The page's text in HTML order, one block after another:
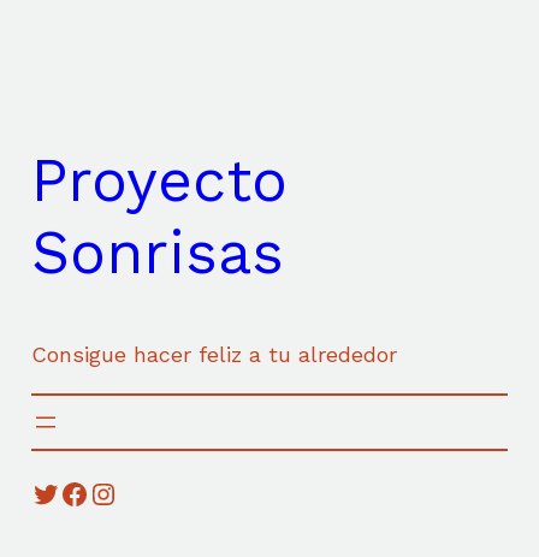
Proyecto
Sonrisas
Consigue hacer feliz a tu alrededor
Twitter Facebook Instagram